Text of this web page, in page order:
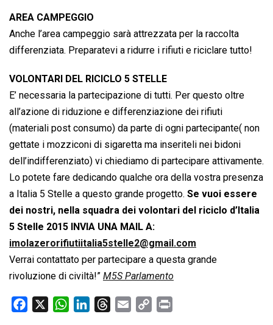
AREA CAMPEGGIO
Anche l’area campeggio sarà attrezzata per la raccolta
differenziata. Preparatevi a ridurre i rifiuti e riciclare tutto!
VOLONTARI DEL RICICLO 5 STELLE
E’ necessaria la partecipazione di tutti. Per questo oltre
all’azione di riduzione e differenziazione dei rifiuti
(materiali post consumo) da parte di ogni partecipante( non
gettate i mozziconi di sigaretta ma inseriteli nei bidoni
dell’indifferenziato) vi chiediamo di partecipare attivamente.
Lo potete fare dedicando qualche ora della vostra presenza
a Italia 5 Stelle a questo grande progetto. Se vuoi essere
dei nostri, nella squadra dei volontari del riciclo d’Italia
5 Stelle 2015 INVIA UNA MAIL A:
imolazerorifiutiitalia5stelle2@gmail.com
Verrai contattato per partecipare a questa grande
rivoluzione di civiltà!” M5S Parlamento
W